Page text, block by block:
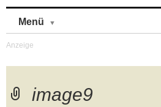
Menü
image9